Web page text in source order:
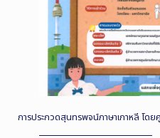
การประกวดสุนทรพจน์ภาษาเกาหลี โดย